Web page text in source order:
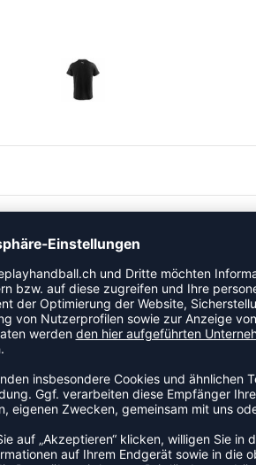
ist ein absoluter Topseller und darf